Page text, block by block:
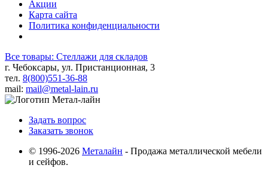
Акции
Карта сайта
Политика конфиденциальности
Все товары: Стеллажи для складов
г. Чебоксары, ул. Пристанционная, 3
тел. 8(800)551-36-88
mail: mail@metal-lain.ru
Задать вопрос
Заказать звонок
© 1996-2026 Металайн - Продажа металлической мебели
и сейфов.